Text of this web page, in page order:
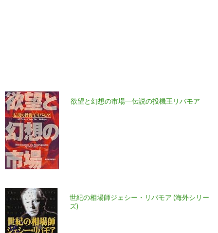
欲望と幻想の市場―伝説の投機王リバモア
世紀の相場師ジェシー・リバモア (海外シリー
ズ)